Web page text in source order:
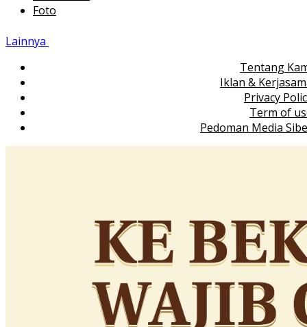
Foto
Lainnya
Tentang
Iklan &
Privacy
Term of
Pedoman Media